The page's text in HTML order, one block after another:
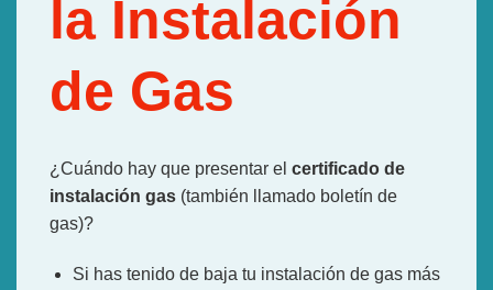
la Instalación
de Gas
¿Cuándo hay que presentar el certificado de
instalación gas (también llamado boletín de
gas)?
Si has tenido de baja tu instalación de gas más